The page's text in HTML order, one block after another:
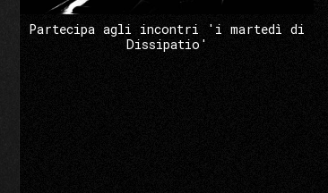
Partecipa agli incontri 'i martedì di
Dissipatio'